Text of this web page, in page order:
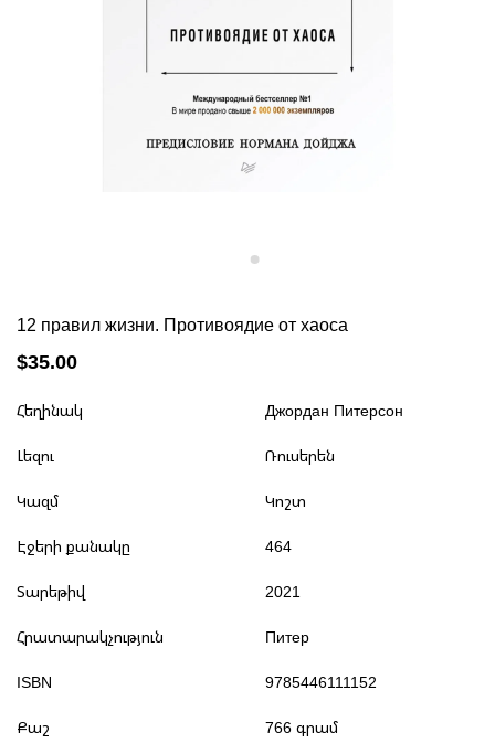
12 правил жизни. Противоядие от хаоса
$35.00
Հեղինակ Джордан Питерсон
Լեզու Ռուսերեն
Կազմ Կոշտ
Էջերի քանակը 464
Տարեթիվ 2021
Հրատարակչություն Питер
ISBN 9785446111152
Քաշ 766 գրամ